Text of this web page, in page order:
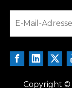
Copyright ©